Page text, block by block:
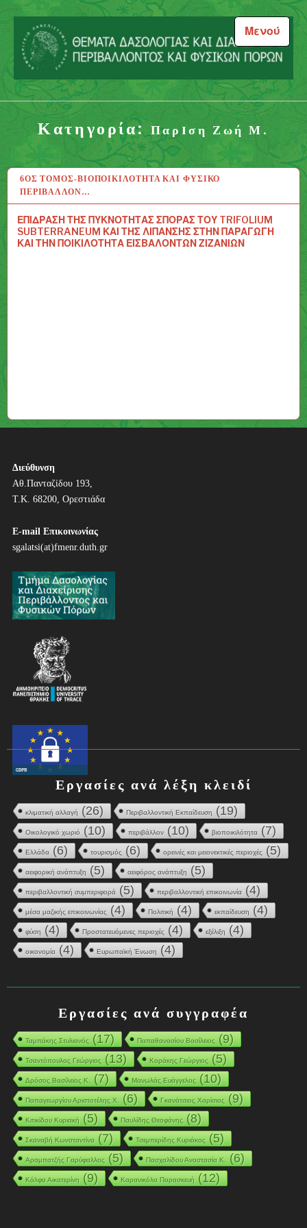
Μεταπηδήστε
περιεχόμενο
Θέματα Δασολογίας και
Διαχείρισης Περιβάλλοντος
και Φυσικών Πόρων
Μενού
Κατηγορία:Παρiση Ζωή Μ.
6ΟΣ ΤΌΜΟΣ-ΒΙΟΠΟΙΚΙΛΌΤΗΤΑ ΚΑΙ ΦΥΣΙΚΌ
ΠΕΡΙΒΆΛΛΟΝ…
ΕΠΙΔΡΑΣΗ ΤΗΣ ΠΥΚΝΟΤΗΤΑΣ ΣΠΟΡΑΣ ΤΟΥ TRIFOLIUM
SUBTERRANEUM ΚΑΙ ΤΗΣ ΛΙΠΑΝΣΗΣ ΣΤΗΝ ΠΑΡΑΓΩΓΗ
ΚΑΙ ΤΗΝ ΠΟΙΚΙΛΟΤΗΤΑ ΕΙΣΒΑΛΟΝΤΩΝ ΖΙΖΑΝΙΩΝ
18 ΑΥΓ 2020
Διεύθυνση
Αθ.Πανταζίδου 193,
Τ.Κ. 68200, Ορεστιάδα
E-mail Επικοινωνίας
sgalatsi(at)fmenr.duth.gr
Εργασίες ανά λέξη κλειδί
κλιματική αλλαγή (26) Περιβαλλοντική Εκπαίδευση (19)
Οικολογικό χωριό (10) περιβάλλον (10) βιοποικιλότητα (7)
Ελλάδα (6) τουρισμός (6) ορεινές και μειονεκτικές περιοχές (5)
αειφορική ανάπτυξη (5) αειφόρος ανάπτυξη (5)
περιβαλλοντική συμπεριφορά (5) περιβαλλοντική επικοινωνία (4)
μέσα μαζικής επικοινωνίας (4) Πολιτική (4) εκπαίδευση (4)
φύση (4) Προστατευόμενες περιοχές (4) εξέλιξη (4)
οικονομία (4) Ευρωπαϊκή Ένωση (4)
Εργασίες ανά συγγραφέα
Ταμπάκης Στυλιανός(17) Παπαθανασίου Βασίλειος(9)
Τσαντόπουλος Γεώργιος(13) Κοράκης Γεώργιος(5)
Δρόσος Βασίλειος Κ.(7) Μανωλάς Ευάγγελος(10)
Παπαγεωργίου Αριστοτέλης Χ.(6) Γκανάτσιος Χαρίσιος(9)
Κιτικίδου Κυριακή(5) Παυλίδης Θεοφάνης(8)
Σκαναβή Κωνσταντίνα(7) Τσεμπερίδης Κυριάκος(5)
Αραμπατζής Γαρύφαλλος(5) Πασχαλίδου Αναστασία Κ.(6)
Κάλφα Αικατερίνη(9) Καρανικόλα Παρασκευή(12)